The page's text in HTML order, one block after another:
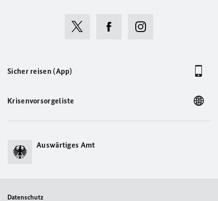
Sicher reisen (App)
Krisenvorsorgeliste
Auswärtiges Amt
Datenschutz